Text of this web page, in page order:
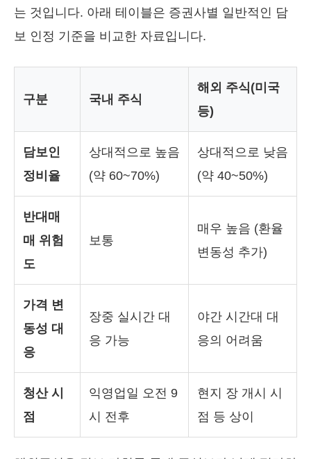
는 것입니다. 아래 테이블은 증권사별 일반적인 담
보 인정 기준을 비교한 자료입니다.
구분 국내 주식
해외 주식(미국
등)
담보인
정비율
상대적으로 높음
(약 60~70%)
상대적으로 낮음
(약 40~50%)
반대매
매 위험
도
보통
매우 높음 (환율
변동성 추가)
가격 변
동성 대
응
장중 실시간 대
응 가능
야간 시간대 대
응의 어려움
청산 시
점
익영업일 오전 9
시 전후
현지 장 개시 시
점 등 상이